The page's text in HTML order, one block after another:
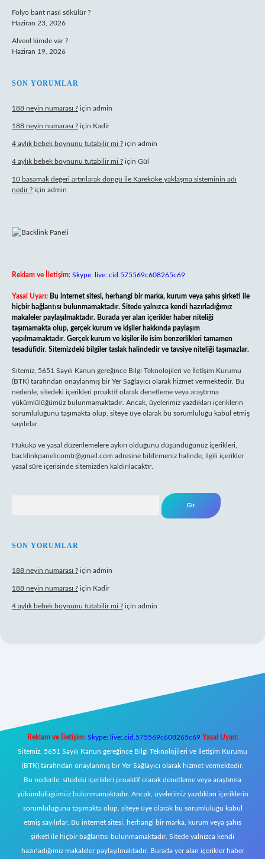
Folyo bant nasıl sökülür ?
Haziran 23, 2026
Alveol kimde var ?
Haziran 19, 2026
SON YORUMLAR
188 neyin numarası ? için admin
188 neyin numarası ? için Kadir
4 aylık bebek boynunu tutabilir mi ? için admin
4 aylık bebek boynunu tutabilir mi ? için Gül
10 basamak değeri artırılarak döngü ile Kareköke yaklaşma sisteminin adı
nedir ? için admin
Reklam ve İletişim: Skype: live:.cid.575569c608265c69
Yasal Uyarı: Bu internet sitesi, herhangi bir marka, kurum veya şahıs şirketi ile
hiçbir bağlantısı bulunmamaktadır. Sitede yalnızca kendi hazırladığımız
makaleler paylaşılmaktadır. Burada yer alan içerikler haber niteliği
taşımamakta olup, gerçek kurum ve kişiler hakkında paylaşım
yapılmamaktadır. Gerçek kurum ve kişiler ile isim benzerlikleri tamamen
tesadüfidir. Sitemizdeki bilgiler taslak halindedir ve tavsiye niteliği taşımazlar.
Sitemiz, 5651 Sayılı Kanun gereğince Bilgi Teknolojileri ve İletişim Kurumu
(BTK) tarafından onaylanmış bir Yer Sağlayıcı olarak hizmet vermektedir. Bu
nedenle, sitedeki içerikleri proaktif olarak denetleme veya araştırma
yükümlülüğümüz bulunmamaktadır. Ancak, üyelerimiz yazdıkları içeriklerin
sorumluluğunu taşımakta olup, siteye üye olarak bu sorumluluğu kabul etmiş
sayılırlar.
Hukuka ve yasal düzenlemelere aykırı olduğunu düşündüğünüz içerikleri,
backlinkpanelicomtr@gmail.com adresine bildirmeniz halinde, ilgili içerikler
yasal süre içerisinde sitemizden kaldırılacaktır.
SON YORUMLAR
188 neyin numarası ? için admin
188 neyin numarası ? için Kadir
4 aylık bebek boynunu tutabilir mi ? için admin
Reklam ve İletişim: Skype: live:.cid.575569c608265c69 Yasal Uyarı:
Sitemiz, 5651 Sayılı Kanun gereğince Bilgi Teknolojileri ve İletişim Kurumu
(BTK) tarafından onaylanmış bir Yer Sağlayıcı olarak hizmet vermektedir.
Bu nedenle, sitedeki içerikleri proaktif olarak denetleme veya araştırma
yükümlülüğümüz bulunmamaktadır. Ancak, üyelerimiz yazdıkları içeriklerin
sorumluluğunu taşımakta olup, siteye üye olarak bu sorumluluğu kabul
etmiş sayılırlar. Bu internet sitesi, herhangi bir marka, kurum veya şahıs
şirketi ile hiçbir bağlantısı bulunmamaktadır. Sitede yalnızca kendi
hazırladığımız makaleler paylaşılmaktadır. Burada yer alan içerikler haber